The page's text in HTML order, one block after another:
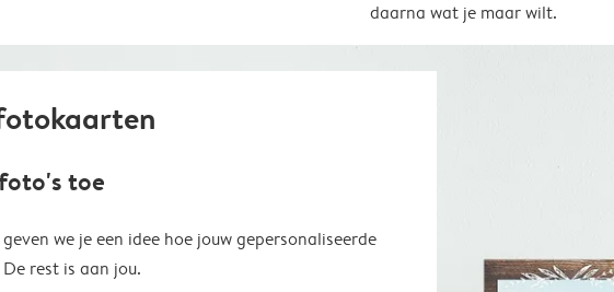
daarna wat je maar wilt.
toe
we je een idee hoe jouw gepersonaliseerde
rest is aan jou.